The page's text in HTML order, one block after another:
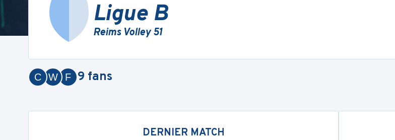
Ligue B
Reims Volley 51
F
W
C 9 fans
DERNIER MATCH